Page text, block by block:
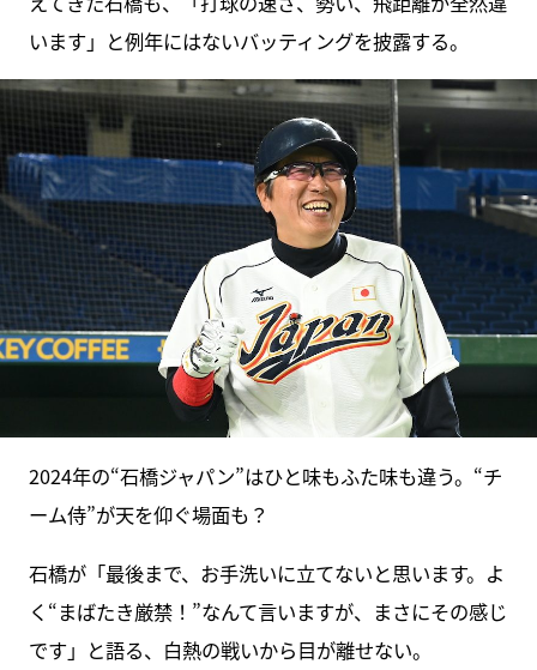
います」と例年にはないバッティングを披露する。
2024年の“石橋ジャパン”はひと味もふた味も違う。“チ
ーム侍”が天を仰ぐ場面も？
石橋が「最後まで、お手洗いに立てないと思います。よ
く“まばたき厳禁！”なんて言いますが、まさにその感じ
です」と語る、白熱の戦いから目が離せない。